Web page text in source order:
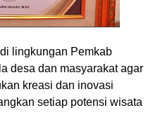
lingkungan Pemkab
desa dan masyarakat agar
kreasi dan inovasi
setiap potensi wisata